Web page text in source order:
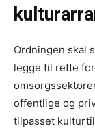
Ordningen skal
legge til rette
offentlige og
tilpasset